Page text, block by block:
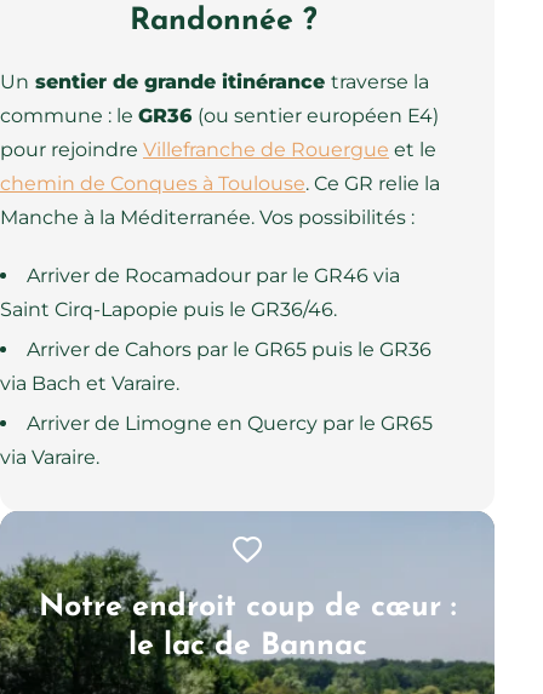
Randonnée ?
Un sentier de grande itinérance traverse la
commune : le GR36 (ou sentier européen E4)
pour rejoindre Villefranche de Rouergue et le
chemin de Conques à Toulouse. Ce GR relie la
Manche à la Méditerranée. Vos possibilités :
Arriver de Rocamadour par le GR46 via
Saint Cirq-Lapopie puis le GR36/46.
Arriver de Cahors par le GR65 puis le GR36
via Bach et Varaire.
Arriver de Limogne en Quercy par le GR65
via Varaire.
Notre endroit coup de cœur :
le lac de Bannac